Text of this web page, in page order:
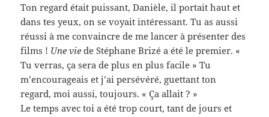
Ton regard était puissant, Danièle, il portait haut et
dans tes yeux, on se voyait intéressant. Tu as aussi
réussi à me convaincre de me lancer à présenter des
films ! Une vie de Stéphane Brizé a été le premier. «
Tu verras, ça sera de plus en plus facile » Tu
m’encourageais et j’ai persévéré, guettant ton
regard, moi aussi, toujours. « Ça allait ? »
Le temps avec toi a été trop court, tant de jours et